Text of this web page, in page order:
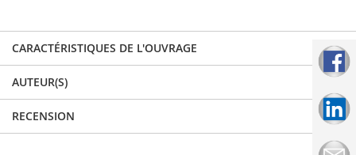
CARACTÉRISTIQUES DE L'OUVRAGE
AUTEUR(S)
RECENSION